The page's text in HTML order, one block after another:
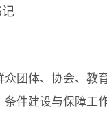
记
团体、协会、教
件建设与保障工